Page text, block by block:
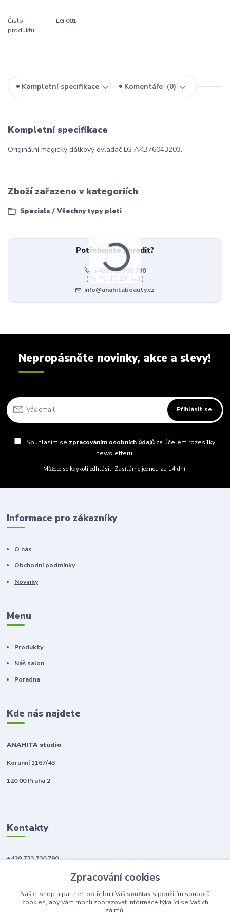
Číslo
produktu:
LG 001
Kompletní specifikace Komentáře 0
Kompletní specifikace
Originální magický dálkový ovladač LG AKB76043203.
Zboží zařazeno v kategoriích
Specials / Všechny typy pleti
Potřebujete poradit?
+420 733 730 790
(Po-Pá, 10-18 hod.)
info@anahitabeauty.cz
Nepropásněte novinky, akce a slevy!
Přihlásit se
Souhlasím se zpracováním osobních údajů za účelem rozesílky
newsletteru.
Můžete se kdykoli odhlásit. Zasíláme jednou za 14 dní.
Informace pro zákazníky
O nás
Obchodní podmínky
Novinky
Menu
Produkty
Náš salon
Poradna
Kde nás najdete
ANAHITA studio
Korunní 1167/43
120 00 Praha 2
Kontakty
+420 733 730 790
Zpracování cookies
Náš e-shop a partneři potřebují Váš souhlas s použitím souborů
cookies, aby Vám mohli zobrazovat informace týkající se Vašich
zájmů.